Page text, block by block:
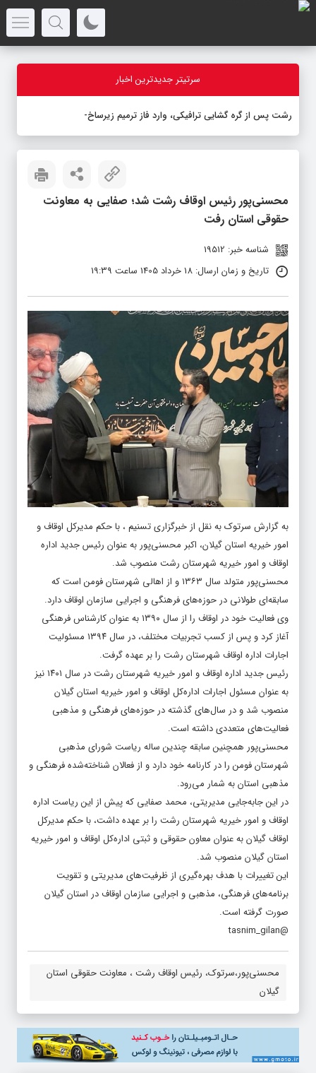
سرتیتر جدیدترین اخبار
رشت پس از گره گشایی ترافیکی، وارد فاز ترمیم زیرساخت ها ش
محسنی‌پور رئیس اوقاف رشت شد؛ صفایی به معاونت
حقوقی استان رفت
شناسه خبر: 19512
تاریخ و زمان ارسال: 18 خرداد 1405 ساعت 19:39
به گزارش سرتوک به نقل از خبرگزاری تسنیم ، با حکم مدیرکل اوقاف و
امور خیریه استان گیلان، اکبر محسنی‌پور به عنوان رئیس جدید اداره
اوقاف و امور خیریه شهرستان رشت منصوب شد.
محسنی‌پور متولد سال ۱۳۶۳ و از اهالی شهرستان فومن است که
سابقه‌ای طولانی در حوزه‌های فرهنگی و اجرایی سازمان اوقاف دارد.
وی فعالیت خود در اوقاف را از سال ۱۳۹۰ به عنوان کارشناس فرهنگی
آغاز کرد و پس از کسب تجربیات مختلف، در سال ۱۳۹۴ مسئولیت
اجارات اداره اوقاف شهرستان رشت را بر عهده گرفت.
رئیس جدید اداره اوقاف و امور خیریه شهرستان رشت در سال ۱۴۰۱ نیز
به عنوان مسئول اجارات اداره‌کل اوقاف و امور خیریه استان گیلان
منصوب شد و در سال‌های گذشته در حوزه‌های فرهنگی و مذهبی
فعالیت‌های متعددی داشته است.
محسنی‌پور همچنین سابقه چندین ساله ریاست شورای مذهبی
شهرستان فومن را در کارنامه خود دارد و از فعالان شناخته‌شده فرهنگی و
مذهبی استان به شمار می‌رود.
در این جابه‌جایی مدیریتی، محمد صفایی که پیش از این ریاست اداره
اوقاف و امور خیریه شهرستان رشت را بر عهده داشت، با حکم مدیرکل
اوقاف گیلان به عنوان معاون حقوقی و ثبتی اداره‌کل اوقاف و امور خیریه
استان گیلان منصوب شد.
این تغییرات با هدف بهره‌گیری از ظرفیت‌های مدیریتی و تقویت
برنامه‌های فرهنگی، مذهبی و اجرایی سازمان اوقاف در استان گیلان
صورت گرفته است.
@tasnim_gilan
محسنی‌پور،سرتوک، رئیس اوقاف رشت ، معاونت حقوقی استان
گیلان